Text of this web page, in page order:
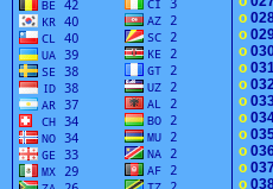
o
o
o
o
o
o
o
o
o
o
o